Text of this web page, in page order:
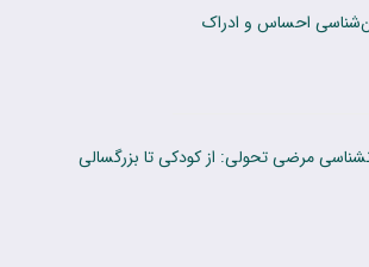
احساس و ادراک
مرضی تحولی: از کودکى تا بزرگسالى